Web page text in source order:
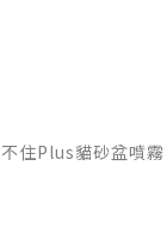
住Plus貓砂盆噴